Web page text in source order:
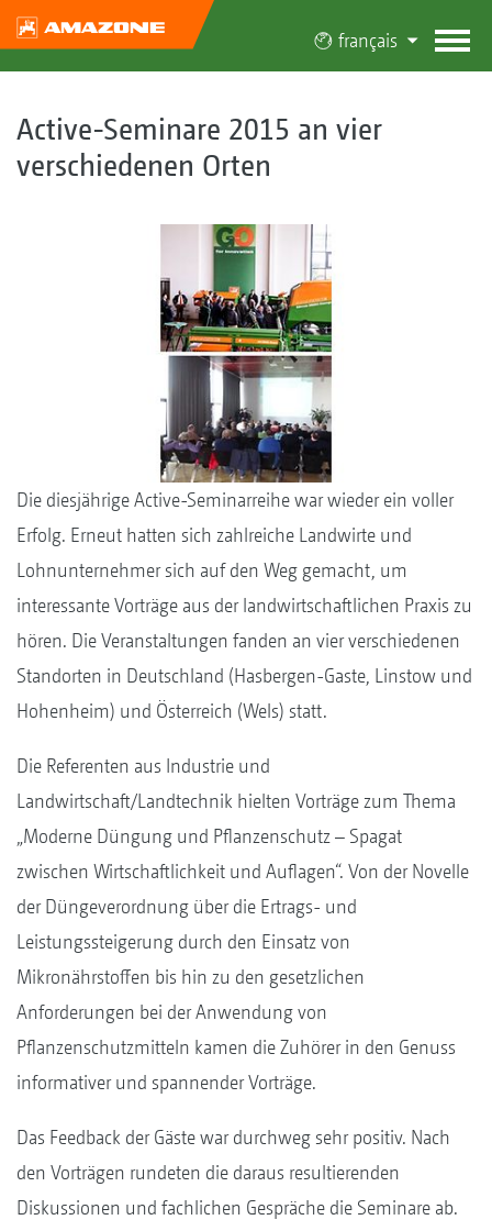
français
Active-Seminare 2015 an vier
verschiedenen Orten
Die diesjährige Active-Seminarreihe war wieder ein voller
Erfolg. Erneut hatten sich zahlreiche Landwirte und
Lohnunternehmer sich auf den Weg gemacht, um
interessante Vorträge aus der landwirtschaftlichen Praxis zu
hören. Die Veranstaltungen fanden an vier verschiedenen
Standorten in Deutschland (Hasbergen-Gaste, Linstow und
Hohenheim) und Österreich (Wels) statt.
Die Referenten aus Industrie und
Landwirtschaft/Landtechnik hielten Vorträge zum Thema
„Moderne Düngung und Pflanzenschutz – Spagat
zwischen Wirtschaftlichkeit und Auflagen“. Von der Novelle
der Düngeverordnung über die Ertrags- und
Leistungssteigerung durch den Einsatz von
Mikronährstoffen bis hin zu den gesetzlichen
Anforderungen bei der Anwendung von
Pflanzenschutzmitteln kamen die Zuhörer in den Genuss
informativer und spannender Vorträge.
Das Feedback der Gäste war durchweg sehr positiv. Nach
den Vorträgen rundeten die daraus resultierenden
Diskussionen und fachlichen Gespräche die Seminare ab.